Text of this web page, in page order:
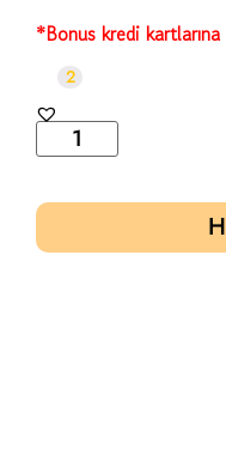
*Bonus kredi
2